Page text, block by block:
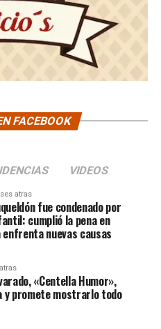
FACEBOOK
VIDEOS
atras
fue condenado por
cumplió la pena en
nuevas causas
«Centella Humor»,
y promete mostrarlo todo